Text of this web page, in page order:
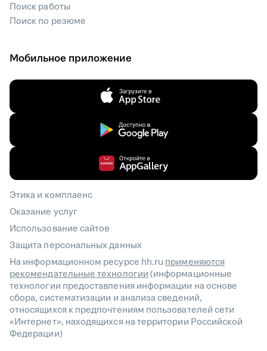
Поиск работы
Поиск по резюме
Мобильное приложение
Этика и комплаенс
Оказание услуг
Использование сайтов
Защита персональных данных
На информационном ресурсе hh.ru применяются
рекомендательные технологии(информационные
технологии предоставления информации на основе
сбора, систематизации и анализа сведений,
относящихся к предпочтениям пользователей сети
«Интернет», находящихся на территории Российской
Федерации)